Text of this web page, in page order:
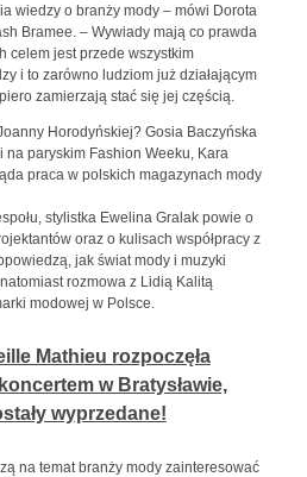
wiedzy o branży mody – mówi Dorota
Bramee. – Wywiady mają co prawda
celem jest przede wszystkim
i to zarówno ludziom już działającym
zamierzają stać się jej częścią.
Horodyńskiej? Gosia Baczyńska
paryskim Fashion Weeku, Kara
praca w polskich magazynach mody
stylistka Ewelina Gralak powie o
oraz o kulisach współpracy z
jak świat mody i muzyki
rozmowa z Lidią Kalitą
modowej w Polsce.
Mathieu rozpoczęła
w Bratysławie,
wyprzedane!
na temat branży mody zainteresować